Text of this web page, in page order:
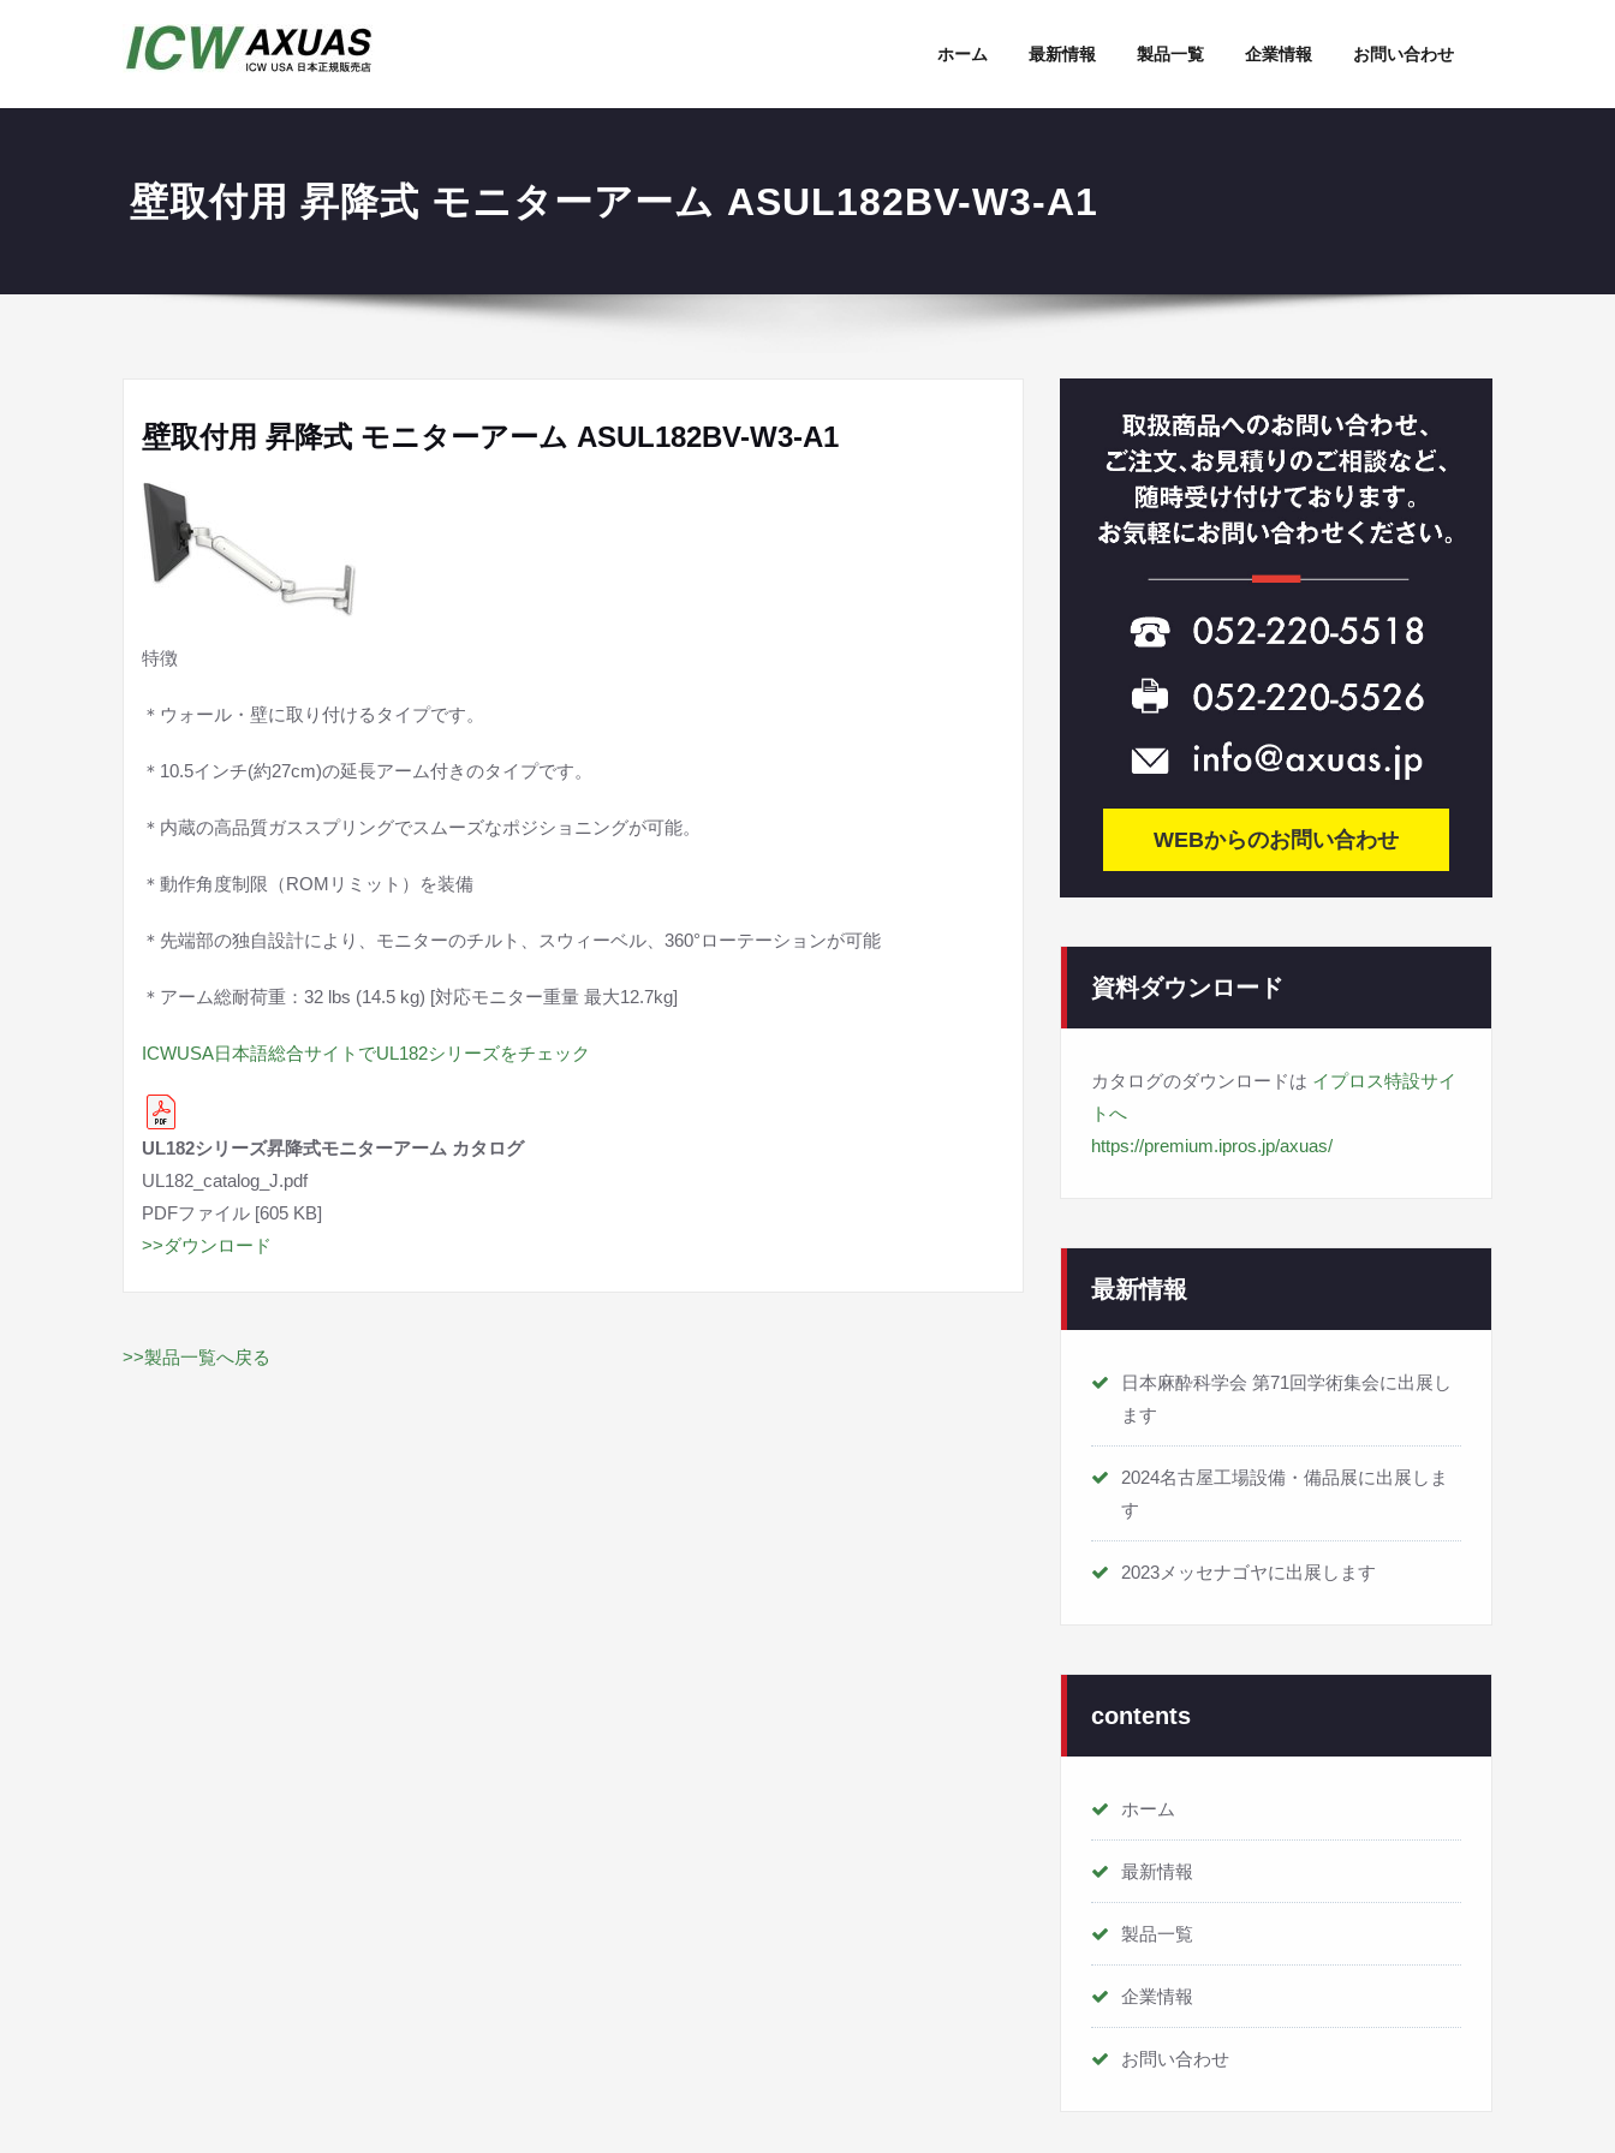
ホーム 最新情報 製品一覧 企業情報 お問い合わせ
壁取付用 昇降式 モニターアーム ASUL182BV-W3-A1
壁取付用 昇降式 モニターアーム ASUL182BV-W3-A1
特徴
＊ウォール・壁に取り付けるタイプです。
＊10.5インチ(約27cm)の延長アーム付きのタイプです。
＊内蔵の高品質ガススプリングでスムーズなポジショニングが可能。
＊動作角度制限（ROMリミット）を装備
＊先端部の独自設計により、モニターのチルト、スウィーベル、360°ローテーションが可能
＊アーム総耐荷重：32 lbs (14.5 kg) [対応モニター重量 最大12.7kg]
ICWUSA日本語総合サイトでUL182シリーズをチェック
UL182シリーズ昇降式モニターアーム カタログ
UL182_catalog_J.pdf
PDFファイル [605 KB]
>>ダウンロード
>>製品一覧へ戻る
WEBからのお問い合わせ
資料ダウンロード
カタログのダウンロードは イプロス特設サイ
トへ
https://premium.ipros.jp/axuas/
最新情報
日本麻酔科学会 第71回学術集会に出展し
ます
2024名古屋工場設備・備品展に出展しま
す
2023メッセナゴヤに出展します
contents
ホーム
最新情報
製品一覧
企業情報
お問い合わせ